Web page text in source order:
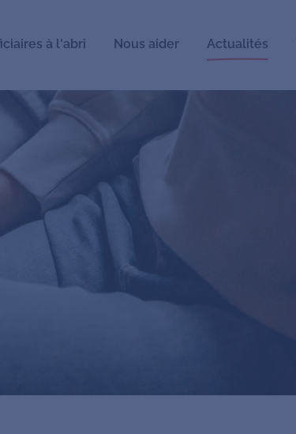
à l'abri Nous aider Actualités